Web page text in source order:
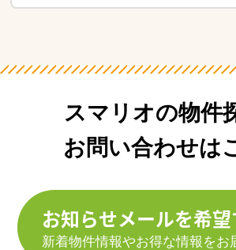
スマリオの物件
お問い合わせは
お知らせメールを希望
新着物件情報やお得な情報をお